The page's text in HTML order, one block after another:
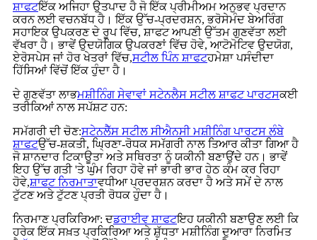
ਸ਼ਾਫਟਇੱਕ ਅਜਿਹਾ ਉਤਪਾਦ ਹੈ ਜੋ ਇੱਕ ਪ੍ਰੀਮੀਅਮ ਅਨੁਭਵ ਪ੍ਰਦਾਨ
ਕਰਨ ਲਈ ਵਚਨਬੱਧ ਹੈ। ਇੱਕ ਉੱਚ-ਪ੍ਰਦਰਸ਼ਨ, ਭਰੋਸੇਮੰਦ ਬੇਅਰਿੰਗ
ਸਹਾਇਕ ਉਪਕਰਣ ਦੇ ਰੂਪ ਵਿੱਚ, ਸ਼ਾਫਟ ਆਪਣੀ ਉੱਤਮ ਗੁਣਵੱਤਾ ਲਈ
ਵੱਖਰਾ ਹੈ। ਭਾਵੇਂ ਉਦਯੋਗਿਕ ਉਪਕਰਣਾਂ ਵਿੱਚ ਹੋਵੇ, ਆਟੋਮੋਟਿਵ ਉਦਯੋਗ,
ਏਰੋਸਪੇਸ ਜਾਂ ਹੋਰ ਖੇਤਰਾਂ ਵਿੱਚ,ਸਟੀਲ ਪਿੰਨ ਸ਼ਾਫਟਹਮੇਸ਼ਾ ਪਸੰਦੀਦਾ
ਹਿੱਸਿਆਂ ਵਿੱਚੋਂ ਇੱਕ ਹੁੰਦਾ ਹੈ।
ਦੇ ਗੁਣਵੱਤਾ ਲਾਭਮਸ਼ੀਨਿੰਗ ਸੇਵਾਵਾਂ ਸਟੇਨਲੈਸ ਸਟੀਲ ਸ਼ਾਫਟ ਪਾਰਟਸਕਈ
ਤਰੀਕਿਆਂ ਨਾਲ ਸਪੱਸ਼ਟ ਹਨ:
ਸਮੱਗਰੀ ਦੀ ਚੋਣ:ਸਟੇਨਲੈੱਸ ਸਟੀਲ ਸੀਐਨਸੀ ਮਸ਼ੀਨਿੰਗ ਪਾਰਟਸ ਲੰਬੇ
ਸ਼ਾਫਟਉੱਚ-ਸ਼ਕਤੀ, ਘ੍ਰਿਣਾ-ਰੋਧਕ ਸਮੱਗਰੀ ਨਾਲ ਤਿਆਰ ਕੀਤਾ ਗਿਆ ਹੈ
ਜੋ ਸ਼ਾਨਦਾਰ ਟਿਕਾਊਤਾ ਅਤੇ ਸਥਿਰਤਾ ਨੂੰ ਯਕੀਨੀ ਬਣਾਉਂਦੇ ਹਨ। ਭਾਵੇਂ
ਇਹ ਉੱਚ ਗਤੀ 'ਤੇ ਘੁੰਮ ਰਿਹਾ ਹੋਵੇ ਜਾਂ ਭਾਰੀ ਭਾਰ ਹੇਠ ਕੰਮ ਕਰ ਰਿਹਾ
ਹੋਵੇ,ਸ਼ਾਫਟ ਨਿਰਮਾਤਾਵਧੀਆ ਪ੍ਰਦਰਸ਼ਨ ਕਰਦਾ ਹੈ ਅਤੇ ਸਮੇਂ ਦੇ ਨਾਲ
ਟੁੱਟਣ ਅਤੇ ਟੁੱਟਣ ਪ੍ਰਤੀ ਰੋਧਕ ਹੁੰਦਾ ਹੈ।
ਨਿਰਮਾਣ ਪ੍ਰਕਿਰਿਆ: ਦਡਰਾਈਵ ਸ਼ਾਫਟਇਹ ਯਕੀਨੀ ਬਣਾਉਣ ਲਈ ਕਿ
ਹਰੇਕ ਇੱਕ ਸਖ਼ਤ ਪ੍ਰਕਿਰਿਆ ਅਤੇ ਸ਼ੁੱਧਤਾ ਮਸ਼ੀਨਿੰਗ ਦੁਆਰਾ ਨਿਰਮਿਤ